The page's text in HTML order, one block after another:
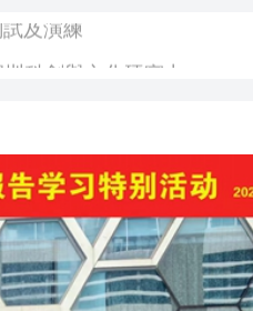
媒體采風活動」圓滿收官 展示深圳科創與文化硬實力
【港樓】新盤PARK SILICON二期收1200票超購18倍 最快48小時內加推 二手交投續淡靜
長者